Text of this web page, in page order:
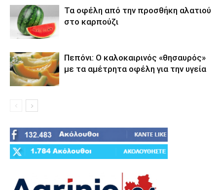
Τα οφέλη από την προσθήκη αλατιού
στο καρπούζι
Πεπόνι: Ο καλοκαιρινός «θησαυρός»
με τα αμέτρητα οφέλη για την υγεία